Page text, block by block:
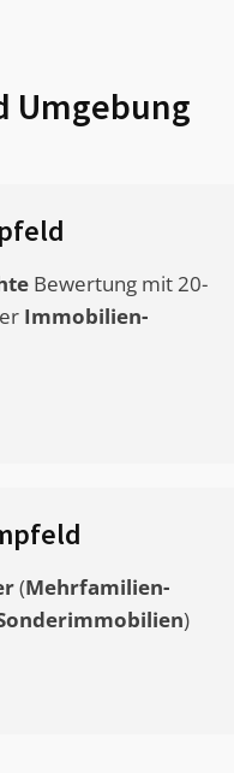
Umgebung
Bewertung mit 20-
Immobilien-
(Mehrfamilien-
)